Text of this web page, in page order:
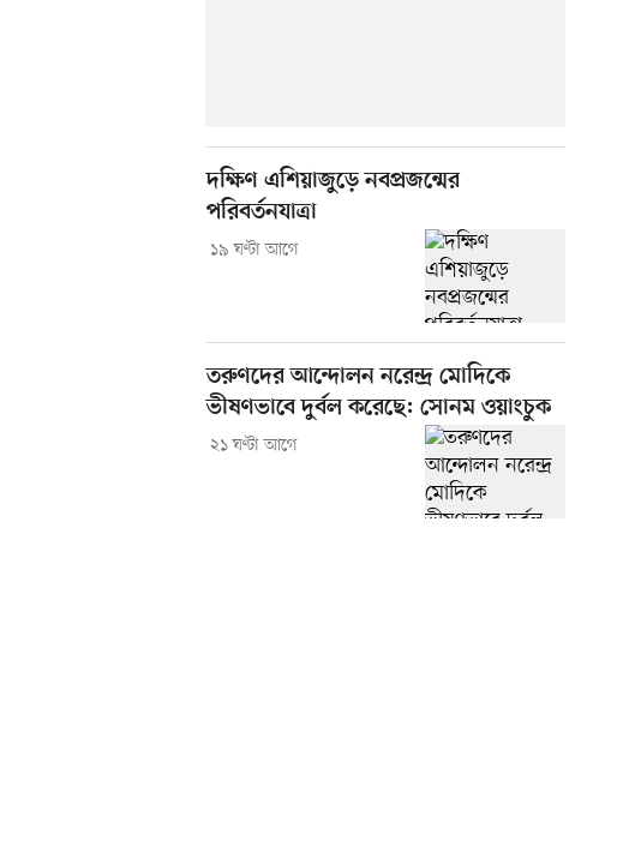
দক্ষিণ এশিয়াজুড়ে নবপ্রজন্মের
পরিবর্তনযাত্রা
১৯ ঘণ্টা আগে
তরুণদের আন্দোলন নরেন্দ্র মোদিকে
ভীষণভাবে দুর্বল করেছে: সোনম ওয়াংচুক
২১ ঘণ্টা আগে